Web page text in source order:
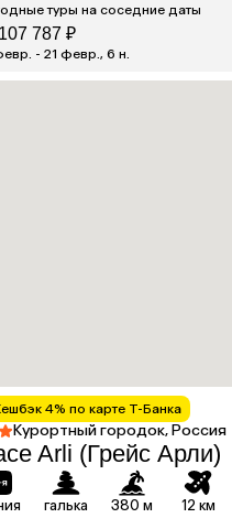
туры на соседние даты
787 ₽
- 21 февр., 6 н.
4% по карте Т-Банка
Курортный городок, Россия
Arli (Грейс Арли)
галька 380 м 12 км